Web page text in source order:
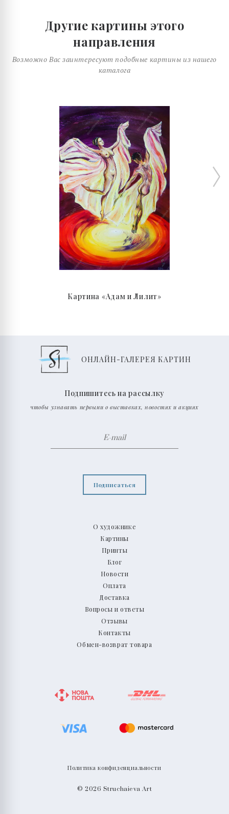
Другие картины этого
направления
Возможно Вас заинтересуют подобные картины из нашего
каталога
Картина «Адам и Лилит»
ОНЛАЙН-ГАЛЕРЕЯ КАРТИН
О художнике
Картины
Принты
Блог
Новости
Оплата
Доставка
Вопросы и ответы
Отзывы
Контакты
Обмен-возврат товара
Подпишитесь на рассылку
чтобы узнавать первыми о выставках, новостях и акциях
Подписаться
Политика конфиденциальности
© 2026 Struchaieva Art